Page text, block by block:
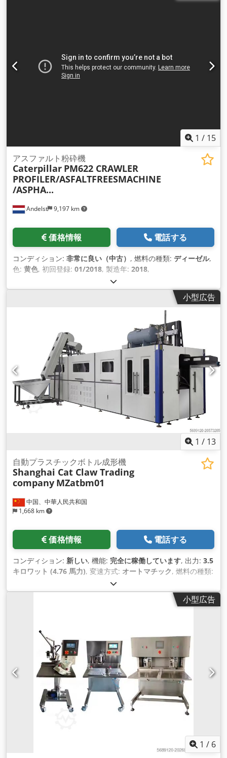
1 / 15
Andelst 9,197 km
アスファルト粉砕機
Caterpillar PM622 CRAWLER
PROFILER/ASFALTFREESMACHINE
/ASPHA...
価格情報 電話する
コンディション: 非常に良い（中古） , 燃料の種類: ディーゼル,
色: 黄色, 初回登録: 01/2018, 製造年: 2018,
小型広告
1 / 13
中国、中華人民共和国
1,668 km
自動プラスチックボトル成形機
Shanghai Cat Claw Trading
company MZatbm01
価格情報 電話する
コンディション: 新しい, 機能: 完全に稼働しています, 出力: 3.5
キロワット (4.76 馬力), 変速方式: オートマチック, 燃料の種類:
3,500 kg（キログラム）
2025, 稼働時間:1 h, 機械／車両番号:MZatbm01, 装備:CEマ
小型広告
1 / 6